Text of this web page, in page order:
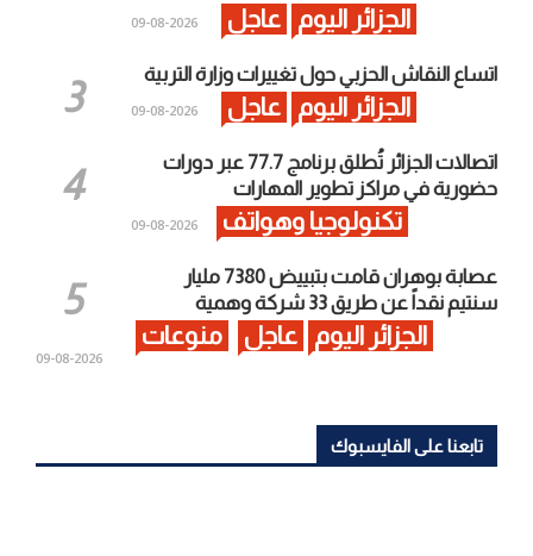
الجزائر اليوم عاجل 2026-08-09
اتساع النقاش الحزبي حول تغييرات وزارة التربية
الجزائر اليوم عاجل 2026-08-09
اتصالات الجزائر تُطلق برنامج 77.7 عبر دورات
حضورية في مراكز تطوير المهارات
تكنولوجيا وهواتف 2026-08-09
عصابة بوهران قامت بتبييض 7380 مليار
سنتيم نقداً عن طريق 33 شركة وهمية
الجزائر اليوم عاجل منوعات
2026-08-09
تابعنا على الفايسبوك